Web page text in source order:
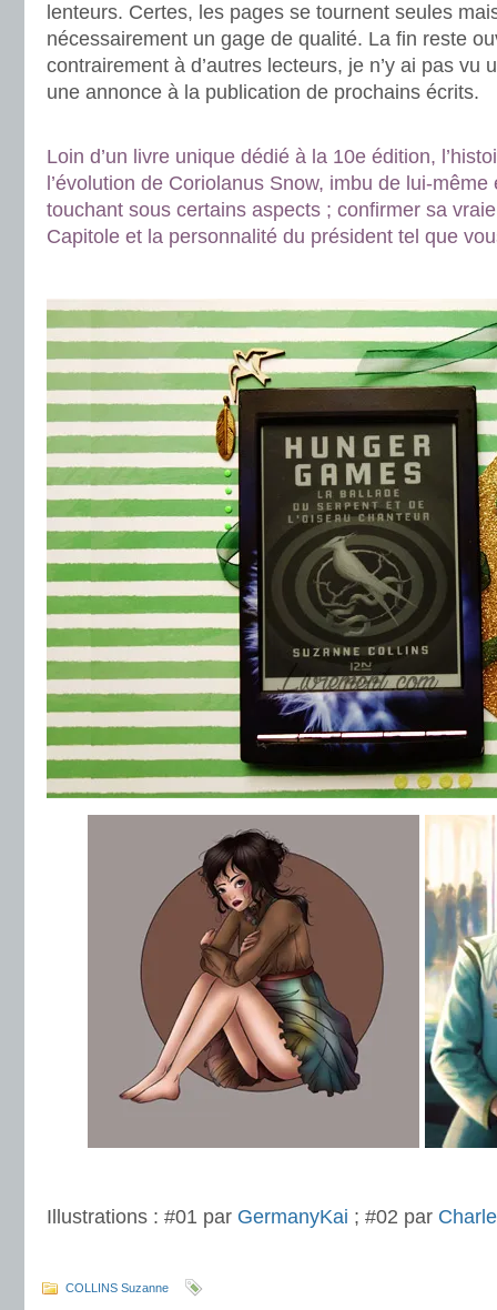
lenteurs. Certes, les pages se tournent seules
nécessairement un gage de qualité. La fin reste
contrairement à d’autres lecteurs, je n’y ai pas vu
une annonce à la publication de prochains écrits.
Loin d’un livre unique dédié à la 10e édition,
l’évolution de Coriolanus Snow, imbu de lui-
touchant sous certains aspects ; confirmer sa
Capitole et la personnalité du président tel que
Illustrations : #01 par GermanyKai ; #02 par
COLLINS Suzanne